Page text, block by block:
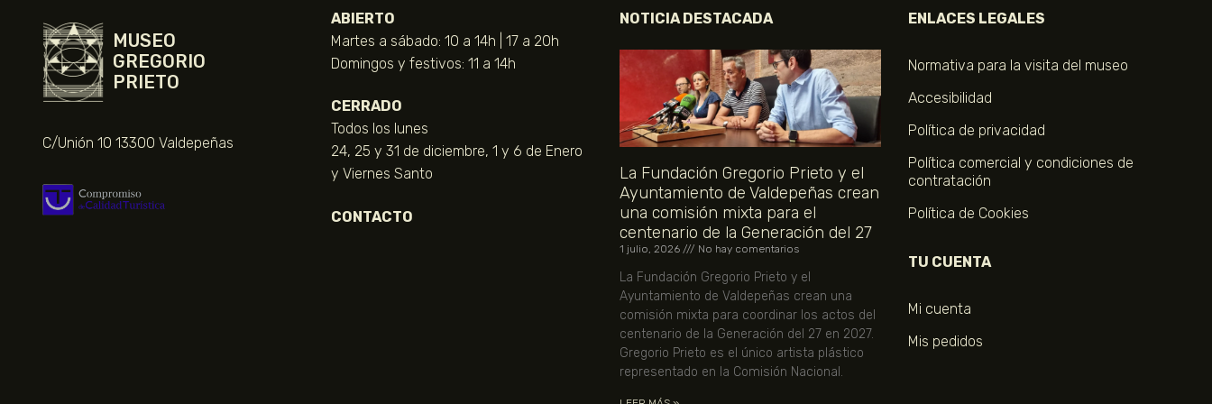
MUSEO
GREGORIO
PRIETO
C/Unión 10 13300 Valdepeñas
ABIERTO
Martes a sábado: 10 a 14h | 17 a 20h
Domingos y festivos: 11 a 14h
CERRADO
Todos los lunes
24, 25 y 31 de diciembre, 1 y 6 de Enero
y Viernes Santo
CONTACTO
NOTICIA DESTACADA
La Fundación Gregorio Prieto y el
Ayuntamiento de Valdepeñas crean
una comisión mixta para el
centenario de la Generación del 27
1 julio, 2026 No hay comentarios
La Fundación Gregorio Prieto y el
Ayuntamiento de Valdepeñas crean una
comisión mixta para coordinar los actos del
centenario de la Generación del 27 en 2027.
Gregorio Prieto es el único artista plástico
representado en la Comisión Nacional.
ENLACES LEGALES
Normativa para la visita del museo
Accesibilidad
Política de privacidad
Política comercial y condiciones de
contratación
Política de Cookies
TU CUENTA
Mi cuenta
Mis pedidos